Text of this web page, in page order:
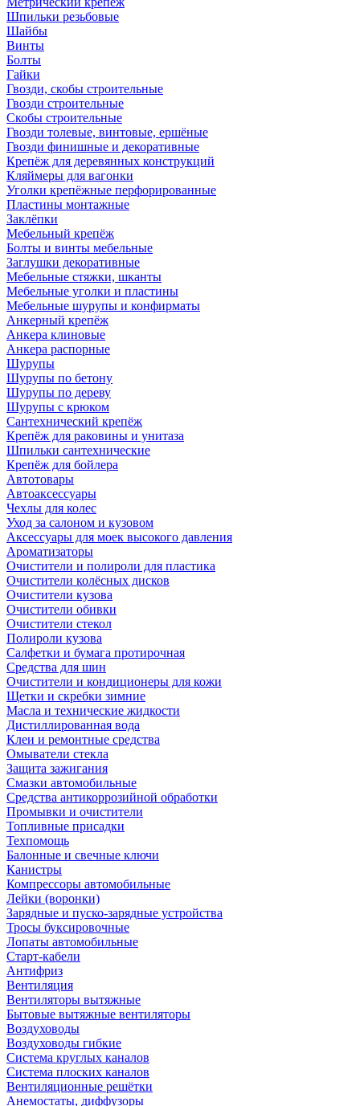
Шпильки резьбовые
Шайбы
Винты
Болты
Гайки
Гвозди, скобы строительные
Гвозди строительные
Скобы строительные
Гвозди толевые, винтовые, ершёные
Гвозди финишные и декоративные
Крепёж для деревянных конструкций
Кляймеры для вагонки
Уголки крепёжные перфорированные
Пластины монтажные
Заклёпки
Мебельный крепёж
Болты и винты мебельные
Заглушки декоративные
Мебельные стяжки, шканты
Мебельные уголки и пластины
Мебельные шурупы и конфирматы
Анкерный крепёж
Анкера клиновые
Анкера распорные
Шурупы
Шурупы по бетону
Шурупы по дереву
Шурупы с крюком
Сантехнический крепёж
Крепёж для раковины и унитаза
Шпильки сантехнические
Крепёж для бойлера
Автотовары
Автоаксессуары
Чехлы для колес
Уход за салоном и кузовом
Аксессуары для моек высокого давления
Ароматизаторы
Очистители и полироли для пластика
Очистители колёсных дисков
Очистители кузова
Очистители обивки
Очистители стекол
Полироли кузова
Салфетки и бумага протирочная
Средства для шин
Очистители и кондиционеры для кожи
Щетки и скребки зимние
Масла и технические жидкости
Дистиллированная вода
Клеи и ремонтные средства
Омыватели стекла
Защита зажигания
Смазки автомобильные
Средства антикоррозийной обработки
Промывки и очистители
Топливные присадки
Техпомощь
Балонные и свечные ключи
Канистры
Компрессоры автомобильные
Лейки (воронки)
Зарядные и пуско-зарядные устройства
Тросы буксировочные
Лопаты автомобильные
Старт-кабели
Антифриз
Вентиляция
Вентиляторы вытяжные
Бытовые вытяжные вентиляторы
Воздуховоды
Воздуховоды гибкие
Система круглых каналов
Система плоских каналов
Вентиляционные решётки
Анемостаты, диффузоры